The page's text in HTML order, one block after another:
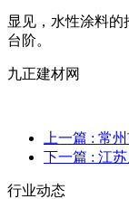
显见，水性涂料
台阶。
九正建材网
上一篇 : 常
下一篇 : 江
行业动态